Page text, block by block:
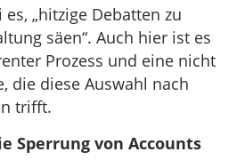
„hitzige Debatten zu
säen“. Auch hier ist es
Prozess und eine nicht
die diese Auswahl nach
trifft.
Sperrung von Accounts